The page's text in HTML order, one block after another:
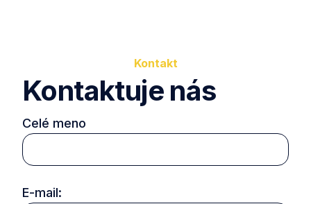
Kontakt
Kontaktuje nás
Celé meno
E-mail: